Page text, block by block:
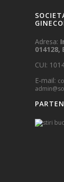
Adresa:
CUI:
E-mail: